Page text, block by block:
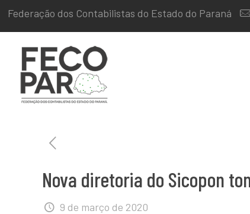
Federação dos Contabilistas do Estado do Paraná
Nova diretoria do Sicopon
9 de março de 2020